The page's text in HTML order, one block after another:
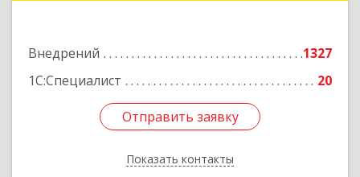
Внедрений
1327
1С:Специалист
20
Отправить заявку
Показать контакты
Отправить заявку
Назад